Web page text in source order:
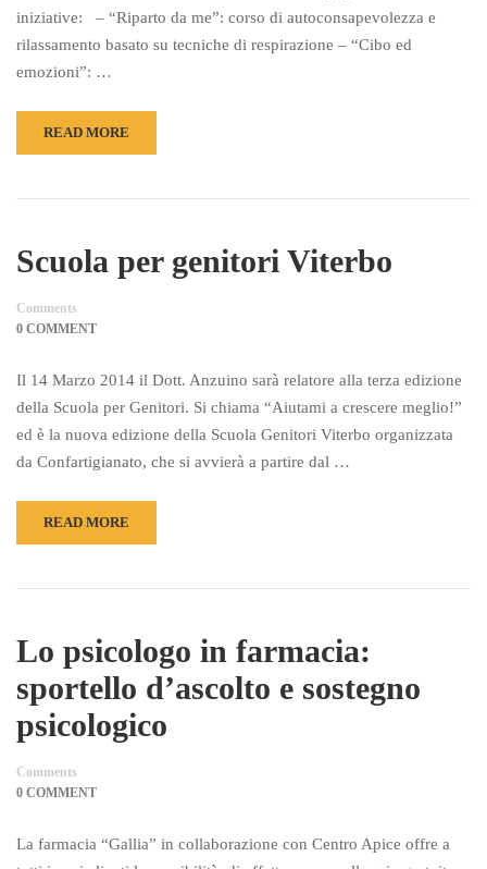
iniziative: – “Riparto da me”: corso di autoconsapevolezza e
rilassamento basato su tecniche di respirazione – “Cibo ed
emozioni”: …
READ MORE
Scuola per genitori Viterbo
Comments
0 COMMENT
Il 14 Marzo 2014 il Dott. Anzuino sarà relatore alla terza edizione
della Scuola per Genitori. Si chiama “Aiutami a crescere meglio!”
ed è la nuova edizione della Scuola Genitori Viterbo organizzata
da Confartigianato, che si avvierà a partire dal …
READ MORE
Lo psicologo in farmacia:
sportello d’ascolto e sostegno
psicologico
Comments
0 COMMENT
La farmacia “Gallia” in collaborazione con Centro Apice offre a